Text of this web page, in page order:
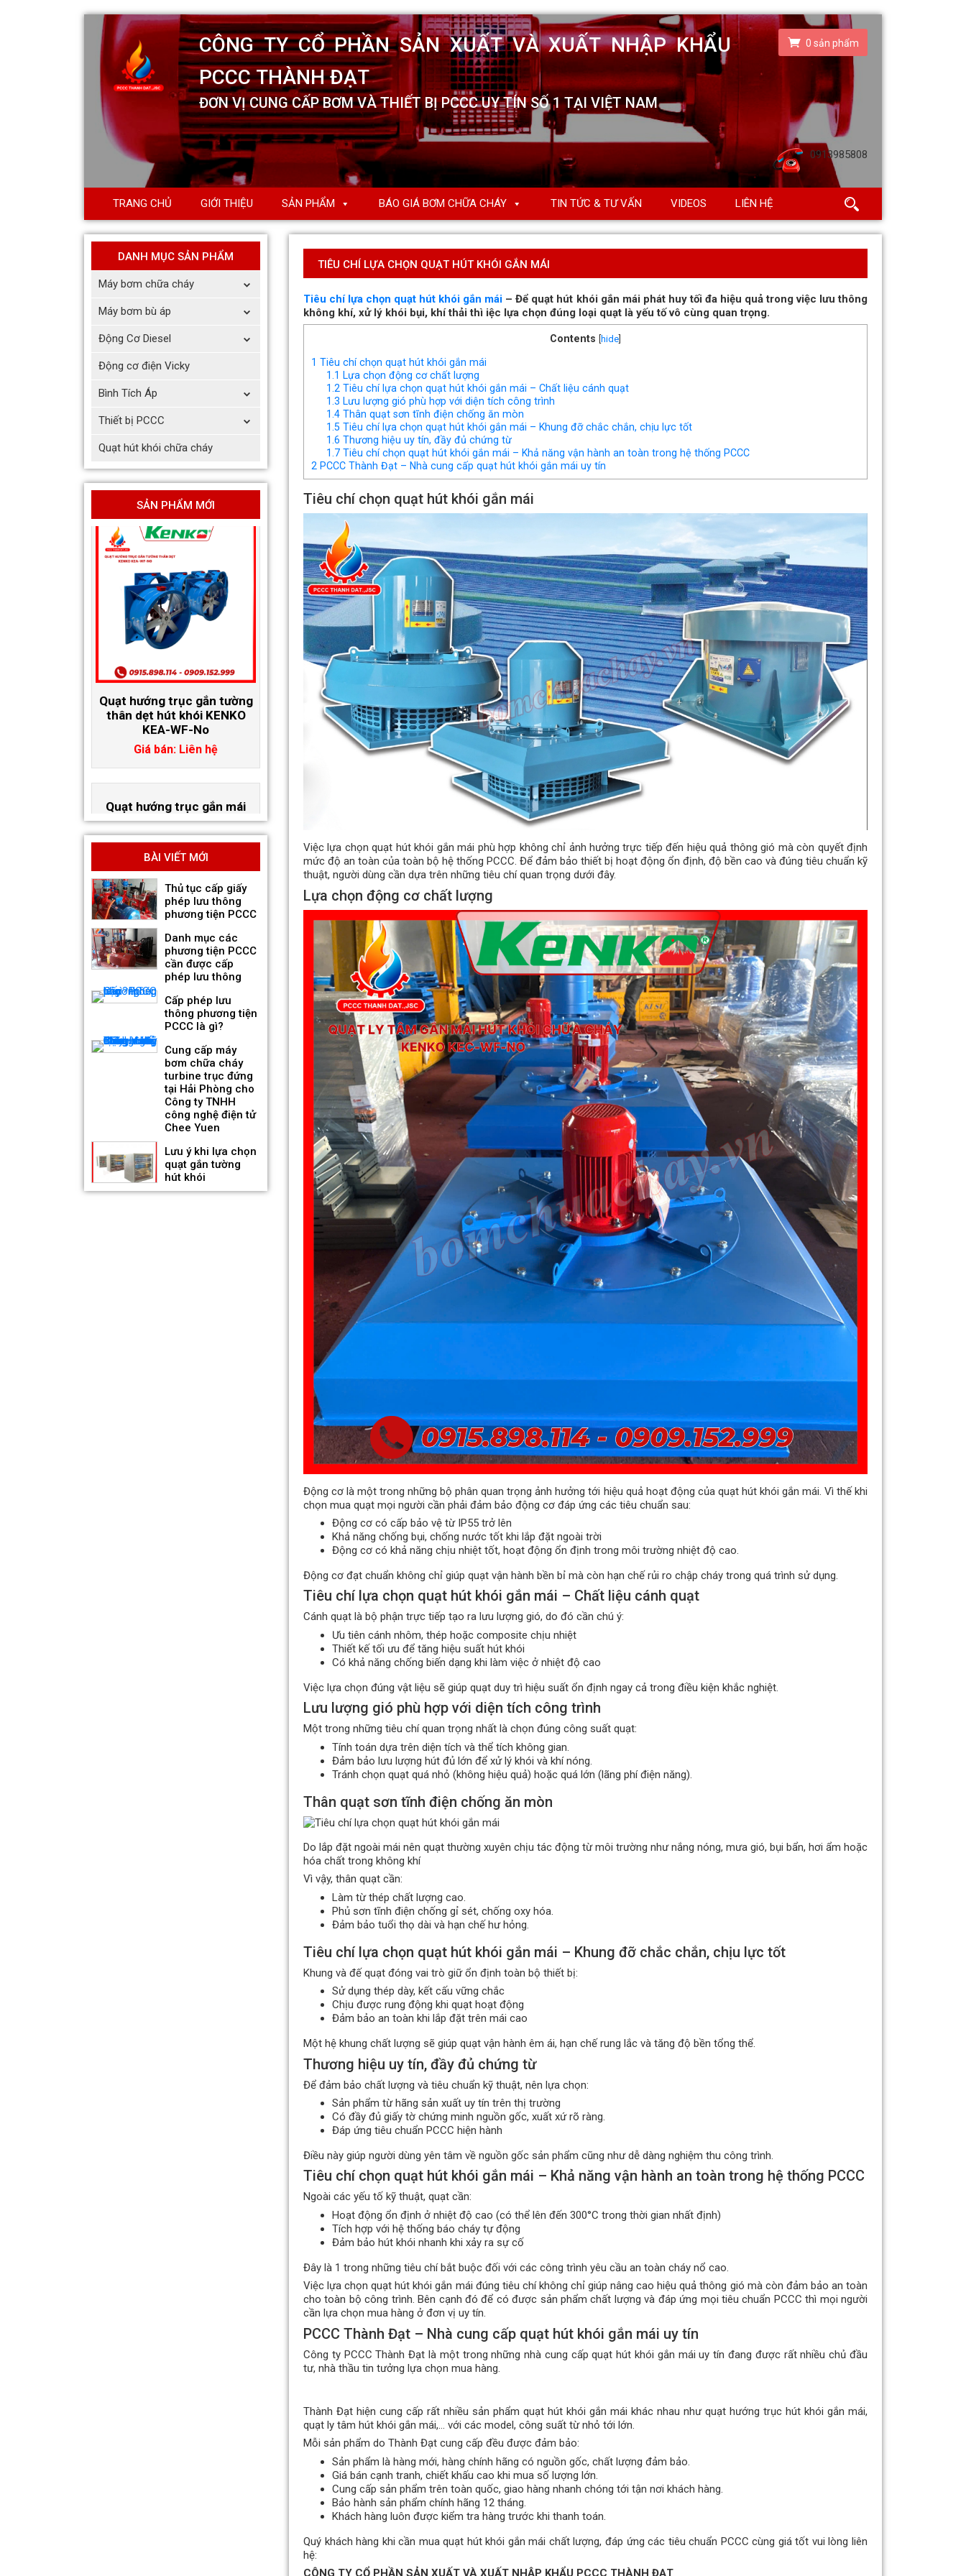
0 sản phẩm
0913985808
TRANG CHỦ GIỚI THIỆU SẢN PHẨM BÁO GIÁ BƠM CHỮA CHÁY TIN TỨC & TƯ VẤN VIDEOS LIÊN HỆ
DANH MỤC SẢN PHẨM
Máy bơm chữa cháy
Máy bơm bù áp
Động Cơ Diesel
Động cơ điện Vicky
Bình Tích Áp
Thiết bị PCCC
Quạt hút khói chữa cháy
SẢN PHẨM MỚI
Quạt hướng trục vuông gắn
Quạt hướng trục gắn tường
thân dẹt hút khói KENKO
Giá bán: Liên hệ
Quạt hướng trục gắn mái
hút khói KENKO KEA-RF-No
Giá bán: Liên hệ
Quạt hướng trục hút khói 2
tốc độ KENKO KEA-SF-No
Giá bán: Liên hệ
BÀI VIẾT MỚI
Thủ tục cấp giấy
phép lưu thông
phương tiện PCCC
Danh mục các
phương tiện PCCC
cần được cấp
phép lưu thông
Cấp phép lưu
thông phương tiện
PCCC là gì?
Cung cấp máy
bơm chữa cháy
turbine trục đứng
tại Hải Phòng cho
Công ty TNHH
công nghệ điện tử
Chee Yuen
Lưu ý khi lựa chọn
quạt gắn tường
hút khói
TIÊU CHÍ LỰA CHỌN QUẠT HÚT KHÓI GẮN MÁI
Tiêu chí lựa chọn quạt hút khói gắn mái – Để quạt hút khói gắn mái phát huy tối đa hiệu quả trong việc lưu thông
không khí, xử lý khói bụi, khí thải thì iệc lựa chọn đúng loại quạt là yếu tố vô cùng quan trọng.
Contents hide
1 Tiêu chí chọn quạt hút khói gắn mái
1.1 Lựa chọn động cơ chất lượng
1.2 Tiêu chí lựa chọn quạt hút khói gắn mái – Chất liệu cánh quạt
1.3 Lưu lượng gió phù hợp với diện tích công trình
1.4 Thân quạt sơn tĩnh điện chống ăn mòn
1.5 Tiêu chí lựa chọn quạt hút khói gắn mái – Khung đỡ chắc chắn, chịu lực tốt
1.6 Thương hiệu uy tín, đầy đủ chứng từ
1.7 Tiêu chí chọn quạt hút khói gắn mái – Khả năng vận hành an toàn trong hệ thống PCCC
2 PCCC Thành Đạt – Nhà cung cấp quạt hút khói gắn mái uy tín
Tiêu chí chọn quạt hút khói gắn mái
Việc lựa chọn quạt hút khói gắn mái phù hợp không chỉ ảnh hưởng trực tiếp đến hiệu quả thông gió mà còn quyết định
mức độ an toàn của toàn bộ hệ thống PCCC. Để đảm bảo thiết bị hoạt động ổn định, độ bền cao và đúng tiêu chuẩn kỹ
thuật, người dùng cần dựa trên những tiêu chí quan trọng dưới đây.
Lựa chọn động cơ chất lượng
Động cơ là một trong những bộ phân quan trọng ảnh hưởng tới hiệu quả hoạt động của quạt hút khói gắn mái. Vì thế khi
chọn mua quạt mọi người cần phải đảm bảo động cơ đáp ứng các tiêu chuẩn sau:
Động cơ có cấp bảo vệ từ IP55 trở lên
Khả năng chống bụi, chống nước tốt khi lắp đặt ngoài trời
Động cơ có khả năng chịu nhiệt tốt, hoạt động ổn định trong môi trường nhiệt độ cao.
Động cơ đạt chuẩn không chỉ giúp quạt vận hành bền bỉ mà còn hạn chế rủi ro chập cháy trong quá trình sử dụng.
Tiêu chí lựa chọn quạt hút khói gắn mái – Chất liệu cánh quạt
Cánh quạt là bộ phận trực tiếp tạo ra lưu lượng gió, do đó cần chú ý:
Ưu tiên cánh nhôm, thép hoặc composite chịu nhiệt
Thiết kế tối ưu để tăng hiệu suất hút khói
Có khả năng chống biến dạng khi làm việc ở nhiệt độ cao
Việc lựa chọn đúng vật liệu sẽ giúp quạt duy trì hiệu suất ổn định ngay cả trong điều kiện khắc nghiệt.
Lưu lượng gió phù hợp với diện tích công trình
Một trong những tiêu chí quan trọng nhất là chọn đúng công suất quạt:
Tính toán dựa trên diện tích và thể tích không gian.
Đảm bảo lưu lượng hút đủ lớn để xử lý khói và khí nóng.
Tránh chọn quạt quá nhỏ (không hiệu quả) hoặc quá lớn (lãng phí điện năng).
Thân quạt sơn tĩnh điện chống ăn mòn
Do lắp đặt ngoài mái nên quạt thường xuyên chịu tác động từ môi trường như nắng nóng, mưa gió, bụi bẩn, hơi ẩm hoặc
hóa chất trong không khí
Vì vậy, thân quạt cần:
Làm từ thép chất lượng cao.
Phủ sơn tĩnh điện chống gỉ sét, chống oxy hóa.
Đảm bảo tuổi thọ dài và hạn chế hư hỏng.
Tiêu chí lựa chọn quạt hút khói gắn mái – Khung đỡ chắc chắn, chịu lực tốt
Khung và đế quạt đóng vai trò giữ ổn định toàn bộ thiết bị:
Sử dụng thép dày, kết cấu vững chắc
Chịu được rung động khi quạt hoạt động
Đảm bảo an toàn khi lắp đặt trên mái cao
Một hệ khung chất lượng sẽ giúp quạt vận hành êm ái, hạn chế rung lắc và tăng độ bền tổng thể.
Thương hiệu uy tín, đầy đủ chứng từ
Để đảm bảo chất lượng và tiêu chuẩn kỹ thuật, nên lựa chọn:
Sản phẩm từ hãng sản xuất uy tín trên thị trường
Có đầy đủ giấy tờ chứng minh nguồn gốc, xuất xứ rõ ràng.
Đáp ứng tiêu chuẩn PCCC hiện hành
Điều này giúp người dùng yên tâm về nguồn gốc sản phẩm cũng như dễ dàng nghiệm thu công trình.
Tiêu chí chọn quạt hút khói gắn mái – Khả năng vận hành an toàn trong hệ thống PCCC
Ngoài các yếu tố kỹ thuật, quạt cần:
Hoạt động ổn định ở nhiệt độ cao (có thể lên đến 300°C trong thời gian nhất định)
Tích hợp với hệ thống báo cháy tự động
Đảm bảo hút khói nhanh khi xảy ra sự cố
Đây là 1 trong những tiêu chí bắt buộc đối với các công trình yêu cầu an toàn cháy nổ cao.
Việc lựa chọn quạt hút khói gắn mái đúng tiêu chí không chỉ giúp nâng cao hiệu quả thông gió mà còn đảm bảo an toàn
cho toàn bộ công trình. Bên cạnh đó để có được sản phẩm chất lượng và đáp ứng mọi tiêu chuẩn PCCC thì mọi người
cần lựa chọn mua hàng ở đơn vị uy tín.
PCCC Thành Đạt – Nhà cung cấp quạt hút khói gắn mái uy tín
Công ty PCCC Thành Đạt là một trong những nhà cung cấp quạt hút khói gắn mái uy tín đang được rất nhiều chủ đầu
tư, nhà thầu tin tưởng lựa chọn mua hàng.
Thành Đạt hiện cung cấp rất nhiều sản phẩm quạt hút khói gắn mái khác nhau như quạt hướng trục hút khói gắn mái,
quạt ly tâm hút khói gắn mái,… với các model, công suất từ nhỏ tới lớn.
Mỗi sản phẩm do Thành Đạt cung cấp đều được đảm bảo:
Sản phẩm là hàng mới, hàng chính hãng có nguồn gốc, chất lượng đảm bảo.
Giá bán cạnh tranh, chiết khấu cao khi mua số lượng lớn.
Cung cấp sản phẩm trên toàn quốc, giao hàng nhanh chóng tới tận nơi khách hàng.
Bảo hành sản phẩm chính hãng 12 tháng.
Khách hàng luôn được kiểm tra hàng trước khi thanh toán.
Quý khách hàng khi cần mua quạt hút khói gắn mái chất lượng, đáp ứng các tiêu chuẩn PCCC cùng giá tốt vui lòng liên
hệ:
CÔNG TY CỔ PHẦN SẢN XUẤT VÀ XUẤT NHẬP KHẨU PCCC THÀNH ĐẠT